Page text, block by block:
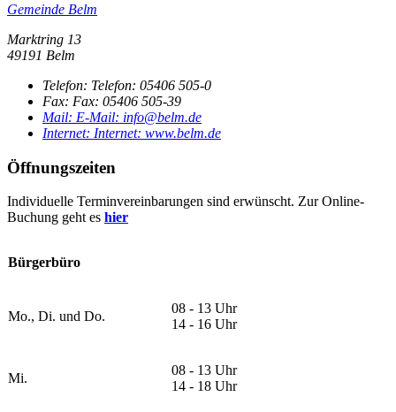
Gemeinde Belm
Marktring 13
49191 Belm
Telefon: Telefon: 05406 505-0
Fax: Fax: 05406 505-39
Mail: E-Mail: info@belm.de
Internet: Internet: www.belm.de
Öffnungszeiten
Individuelle Terminvereinbarungen sind erwünscht. Zur Online-
Buchung geht es hier
Bürgerbüro
Mo., Di. und Do.
08 - 13 Uhr
14 - 16 Uhr
Mi.
08 - 13 Uhr
14 - 18 Uhr